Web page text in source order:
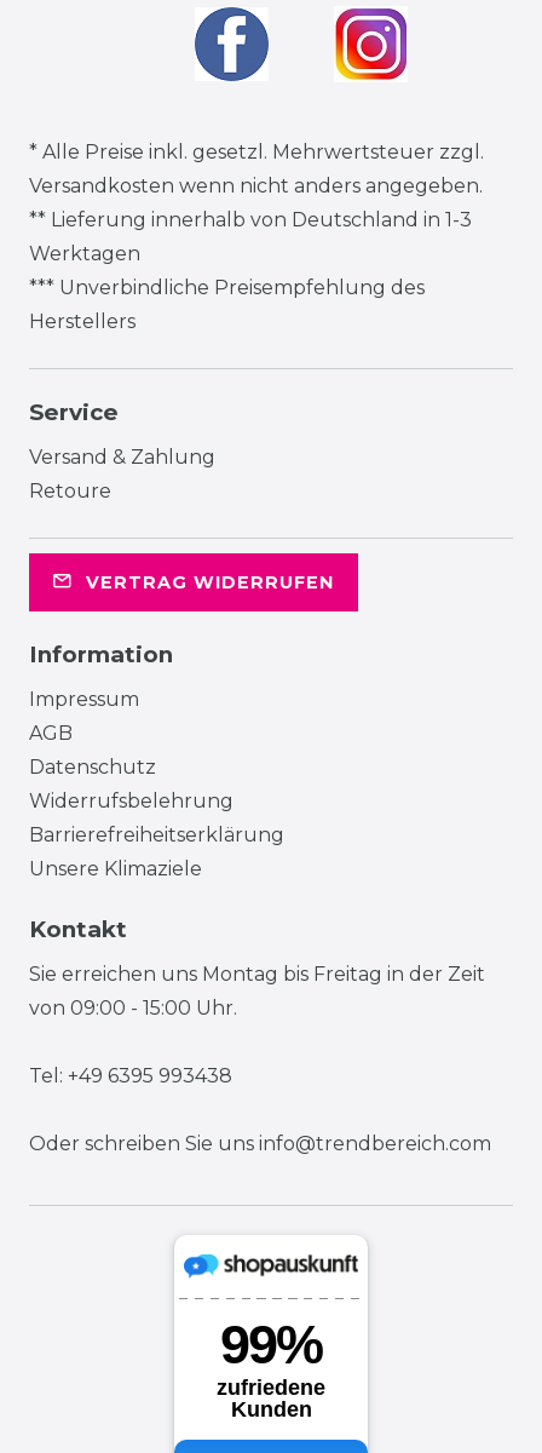
* Alle Preise inkl. gesetzl. Mehrwertsteuer zzgl.
Versandkosten wenn nicht anders angegeben.
** Lieferung innerhalb von Deutschland in 1-3
Werktagen
*** Unverbindliche Preisempfehlung des
Herstellers
Service
Versand & Zahlung
Retoure
VERTRAG WIDERRUFEN
Information
Impressum
AGB
Datenschutz
Widerrufsbelehrung
Barrierefreiheitserklärung
Unsere Klimaziele
Kontakt
Sie erreichen uns Montag bis Freitag in der Zeit
von 09:00 - 15:00 Uhr.
Tel: +49 6395 993438
Oder schreiben Sie uns info@trendbereich.com